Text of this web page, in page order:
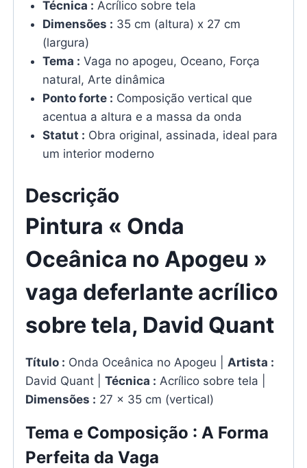
Técnica : Acrílico sobre tela
Dimensões : 35 cm (altura) x 27 cm
(largura)
Tema : Vaga no apogeu, Oceano, Força
natural, Arte dinâmica
Ponto forte : Composição vertical que
acentua a altura e a massa da onda
Statut : Obra original, assinada, ideal para
um interior moderno
Descrição
Pintura « Onda
Oceânica no Apogeu »
vaga deferlante acrílico
sobre tela, David Quant
Título : Onda Oceânica no Apogeu | Artista :
David Quant | Técnica : Acrílico sobre tela |
Dimensões : 27 x 35 cm (vertical)
Tema e Composição : A Forma
Perfeita da Vaga